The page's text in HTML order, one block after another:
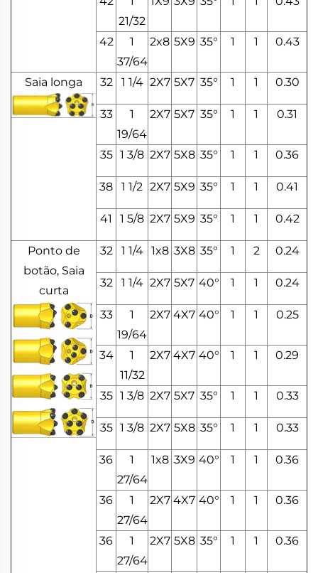
21/32
42
1
37/64
2x8 5X9 35° 1 1 0.43
Saia longa 32 1 1/4 2X7 5X7 35° 1 1 0.30
33
1
19/64
2X7 5X7 35° 1 1 0.31
35 1 3/8 2X7 5X8 35° 1 1 0.36
38 1 1/2 2X7 5X9 35° 1 1 0.41
41 1 5/8 2X7 5X9 35° 1 1 0.42
Ponto de
botão, Saia
curta
32 1 1/4 1x8 3X8 35° 1 2 0.24
32 1 1/4 2X7 5X7 40° 1 1 0.24
33
1
19/64
2X7 4X7 40° 1 1 0.25
34
1
11/32
2X7 4X7 40° 1 1 0.29
35 1 3/8 2X7 5X7 35° 1 1 0.33
35 1 3/8 2X7 5X8 35° 1 1 0.33
36
1
27/64
1x8 3X9 40° 1 1 0.36
36
1
27/64
2X7 4X7 40° 1 1 0.36
36
1
27/64
2X7 5X8 35° 1 1 0.36